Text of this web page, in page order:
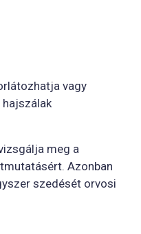
vagy
meg a
Azonban
szedését orvosi